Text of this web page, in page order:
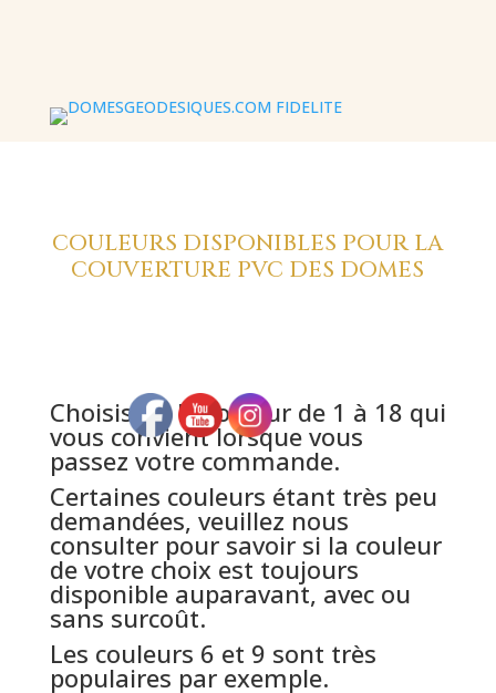
COULEURS DISPONIBLES POUR LA
COUVERTURE PVC DES DOMES
Choisissez la couleur de 1 à 18 qui
vous convient lorsque vous
passez votre commande.
Certaines couleurs étant très peu
demandées, veuillez nous
consulter pour savoir si la couleur
de votre choix est toujours
disponible auparavant, avec ou
sans surcoût.
Les couleurs 6 et 9 sont très
populaires par exemple.